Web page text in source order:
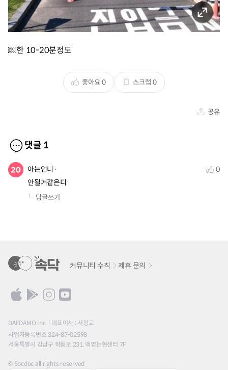
￼한 10-20분정도
좋아요0 스크랩 0
공유
댓글 1
아는언니
0
안될거같은디
답글쓰기
커뮤니티 수칙 제휴 문의
DAEDAMO Inc.
대표이사 : 서정교
사업자등록번호 324-87-02598
서울특별시 강남구 학동로 231, 백영논현센터 7F
© Socdoc all rights reserved